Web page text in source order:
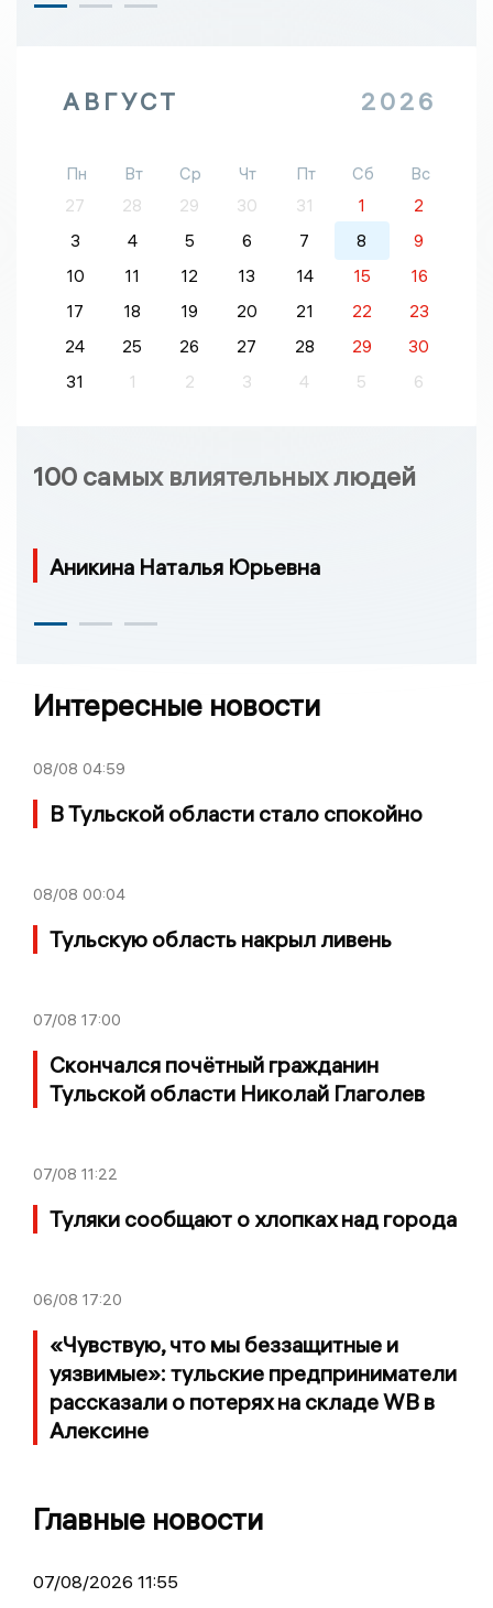
АВГУСТ 2026
Пн Вт Ср Чт Пт Сб
Вс
27
28 29 30 31 1
2
3
4 5 6 7 8
9
10
11 12 13 14 15
16
17
18 19 20 21 22
23
24
25 26 27 28 29
30
31
1 2 3 4 5 6
100 самых влиятельных людей
Аникина Наталья Юрьевна
Интересные новости
08/08 04:59
В Тульской области стало спокойно
08/08 00:04
Тульскую область накрыл ливень
07/08 17:00
Скончался почётный гражданин
Тульской области Николай Глаголев
07/08 11:22
Туляки сообщают о хлопках над города
06/08 17:20
«Чувствую, что мы беззащитные и
уязвимые»: тульские предприниматели
рассказали о потерях на складе WB в
Алексине
Главные новости
07/08/2026 11:55